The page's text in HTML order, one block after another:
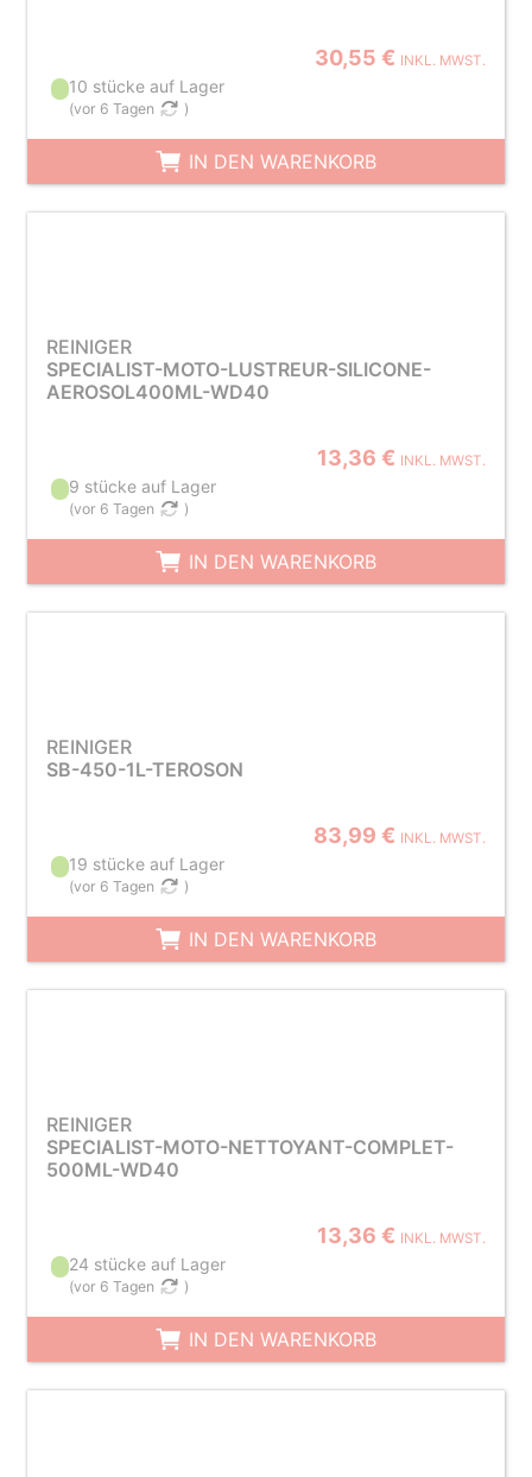
30,55 € INKL. MWST.
10 stücke auf Lager
(vor 6 Tagen )
IN DEN WARENKORB
REINIGER
SPECIALIST-MOTO-LUSTREUR-SILICONE-
AEROSOL400ML-WD40
13,36 € INKL. MWST.
9 stücke auf Lager
(vor 6 Tagen )
IN DEN WARENKORB
REINIGER
SB-450-1L-TEROSON
83,99 € INKL. MWST.
19 stücke auf Lager
(vor 6 Tagen )
IN DEN WARENKORB
REINIGER
SPECIALIST-MOTO-NETTOYANT-COMPLET-
500ML-WD40
13,36 € INKL. MWST.
24 stücke auf Lager
(vor 6 Tagen )
IN DEN WARENKORB